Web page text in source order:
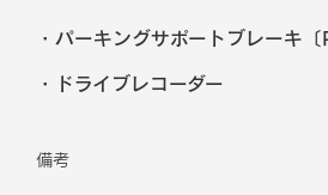
パーキングサポートブレーキ〔
ドライブレコーダー
備考